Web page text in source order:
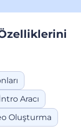
Aracı
Oluşturma